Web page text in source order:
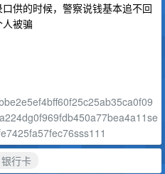
供的时候，警察说钱基本追不回
被骗
银行卡